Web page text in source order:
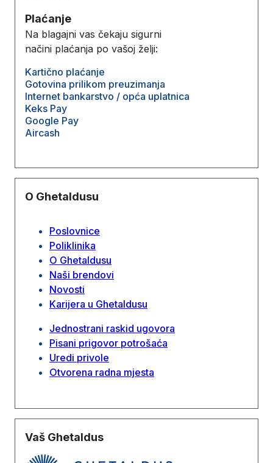
Plaćanje
Na blagajni vas čekaju sigurni
načini plaćanja po vašoj želji:
Kartično plaćanje
Gotovina prilikom preuzimanja
Internet bankarstvo / opća uplatnica
Keks Pay
Google Pay
Aircash
O Ghetaldusu
Poslovnice
Poliklinika
O Ghetaldusu
Naši brendovi
Novosti
Karijera u Ghetaldusu
Jednostrani raskid ugovora
Pisani prigovor potrošaća
Uredi privole
Otvorena radna mjesta
Vaš Ghetaldus